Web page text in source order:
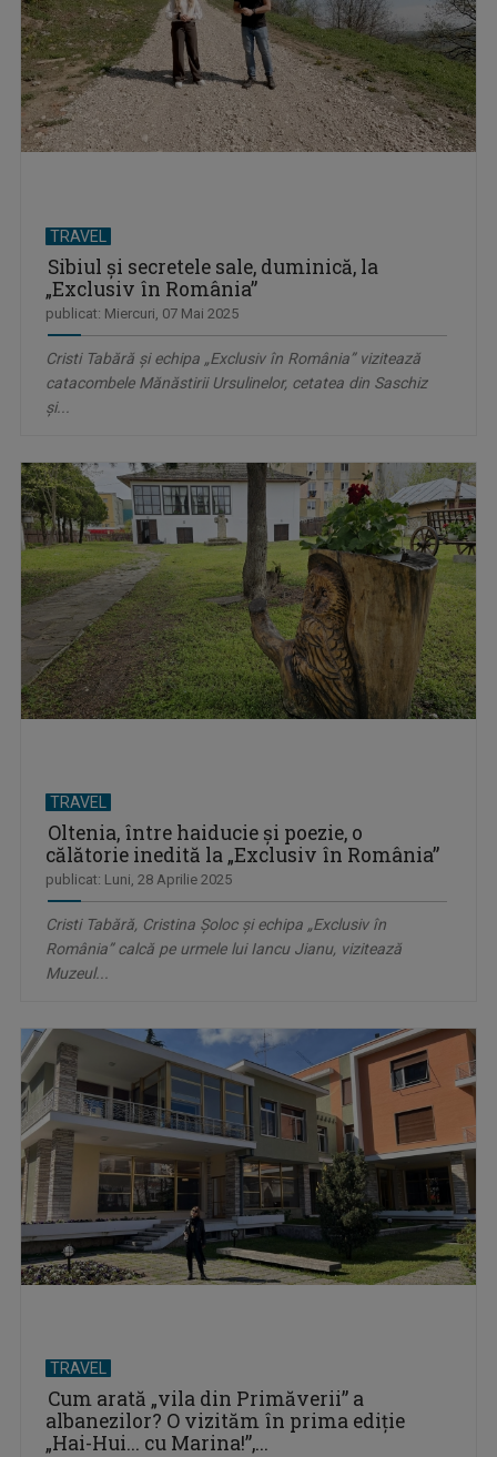
TRAVEL
Sibiul şi secretele sale, duminică, la
„Exclusiv în România”
publicat: Miercuri, 07 Mai 2025
Cristi Tabără şi echipa „Exclusiv în România” vizitează
catacombele Mănăstirii Ursulinelor, cetatea din Saschiz
şi...
TRAVEL
Oltenia, între haiducie și poezie, o
călătorie inedită la „Exclusiv în România”
publicat: Luni, 28 Aprilie 2025
Cristi Tabără, Cristina Şoloc şi echipa „Exclusiv în
România” calcă pe urmele lui Iancu Jianu, vizitează
Muzeul...
TRAVEL
Cum arată „vila din Primăverii” a
albanezilor? O vizităm în prima ediţie
„Hai-Hui... cu Marina!”,...